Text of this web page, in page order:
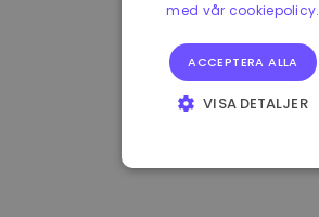
med vår cookiepolicy.
ACCEPTERA ALLA
VISA DETALJER